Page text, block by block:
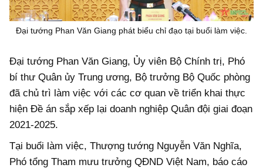
Đại tướng Phan Văn Giang phát biểu chỉ đạo tại buổi làm việc.
Đại tướng Phan Văn Giang, Ủy viên Bộ Chính trị, Phó
bí thư Quân ủy Trung ương, Bộ trưởng Bộ Quốc phòng
đã chủ trì làm việc với các cơ quan về triển khai thực
hiện Đề án sắp xếp lại doanh nghiệp Quân đội giai đoạn
2021-2025.
Tại buổi làm việc, Thượng tướng Nguyễn Văn Nghĩa,
Phó tổng Tham mưu trưởng QĐND Việt Nam, báo cáo